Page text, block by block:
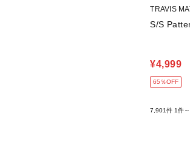
TRAVIS
S/S
¥4,999
65％OFF
7,901件 1件